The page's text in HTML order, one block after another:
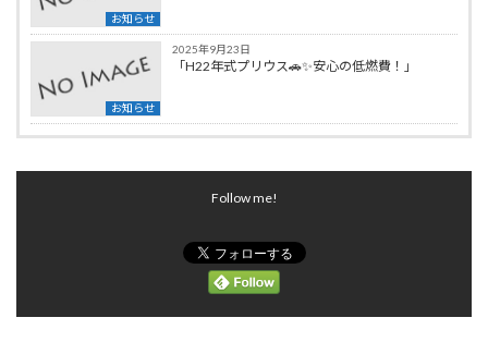
お知らせ
お知らせ
2025年9月23日
「H22年式プリウス🚗✨安心の低燃費！」
Follow me!